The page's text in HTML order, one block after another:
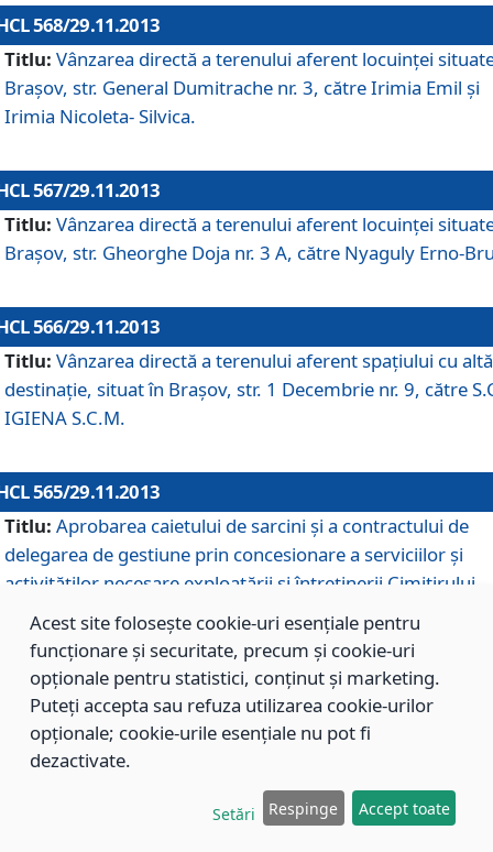
568/29.11.2013
Titlu: Vânzarea directă a terenului aferent locuinţei
Braşov, str. General Dumitrache nr. 3, către Irimia Emil şi
Irimia Nicoleta- Silvica.
567/29.11.2013
Titlu: Vânzarea directă a terenului aferent locuinţei
Braşov, str. Gheorghe Doja nr. 3 A, către Nyaguly Erno-
566/29.11.2013
Titlu: Vânzarea directă a terenului aferent spaţiului cu altă
destinaţie, situat în Braşov, str. 1 Decembrie nr. 9, către
IGIENA S.C.M.
565/29.11.2013
Titlu: Aprobarea caietului de sarcini şi a contractului de
delegarea de gestiune prin concesionare a serviciilor şi
activităţilor necesare exploatării şi întreţinerii Cimitirului
Municipal Braşov situat în str. Dimitrie Anghel nr. 19.
564/29.11.2013
Titlu: Completarea şi modificarea H.C.L. nr. 446/2013,
care s-a aprobat studiul de fundamentare pentru
Acest site folosește cookie-uri esențiale pentru
funcționare și securitate, precum și cookie-uri
opționale pentru statistici, conținut și marketing.
Puteți accepta sau refuza utilizarea cookie-urilor
opționale; cookie-urile esențiale nu pot fi
dezactivate.
Setări Respinge Accept toate